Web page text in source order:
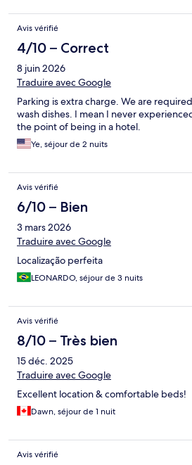
Avis vérifié
4/10 – Correct
8 juin 2026
Traduire avec Google
Parking is extra charge. We are
wash dishes. I mean I never
the point of being in a hotel.
Ye, séjour de 2 nuits
Avis vérifié
6/10 – Bien
3 mars 2026
Traduire avec Google
Localização perfeita
LEONARDO, séjour de 3 nuits
Avis vérifié
8/10 – Très bien
15 déc. 2025
Traduire avec Google
Excellent location & comfortable beds!
Dawn, séjour de 1 nuit
Avis vérifié